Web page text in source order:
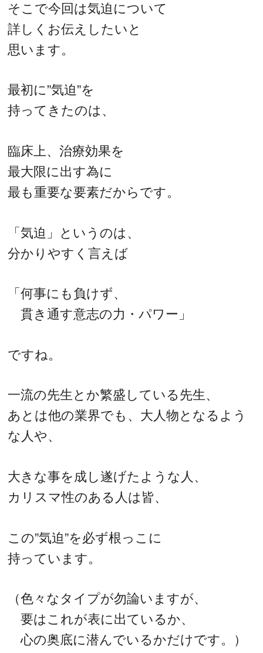
そこで今回は気迫について
詳しくお伝えしたいと
思います。
最初に”気迫”を
持ってきたのは、
臨床上、治療効果を
最大限に出す為に
最も重要な要素だからです。
「気迫」というのは、
分かりやすく言えば
「何事にも負けず、
貫き通す意志の力・パワー」
ですね。
一流の先生とか繁盛している先生、
あとは他の業界でも、大人物となるよう
な人や、
大きな事を成し遂げたような人、
カリスマ性のある人は皆、
この”気迫”を必ず根っこに
持っています。
（色々なタイプが勿論いますが、
要はこれが表に出ているか、
心の奥底に潜んでいるかだけです。）